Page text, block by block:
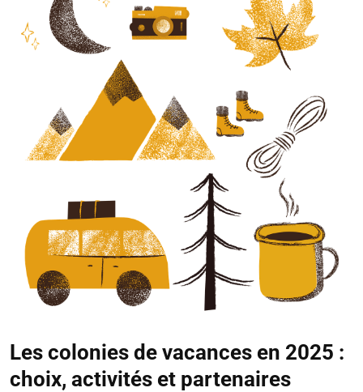
Les colonies de vacances en 2025 :
choix, activités et partenaires